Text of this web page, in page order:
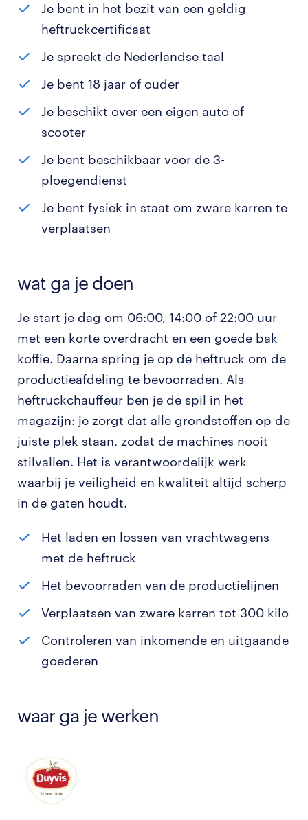
Je bent in het bezit van een geldig
heftruckcertificaat
Je spreekt de Nederlandse taal
Je bent 18 jaar of ouder
Je beschikt over een eigen auto of
scooter
Je bent beschikbaar voor de 3-
ploegendienst
Je bent fysiek in staat om zware karren te
verplaatsen
wat ga je doen
Je start je dag om 06:00, 14:00 of 22:00 uur
met een korte overdracht en een goede bak
koffie. Daarna spring je op de heftruck om de
productieafdeling te bevoorraden. Als
heftruckchauffeur ben je de spil in het
magazijn: je zorgt dat alle grondstoffen op de
juiste plek staan, zodat de machines nooit
stilvallen. Het is verantwoordelijk werk
waarbij je veiligheid en kwaliteit altijd scherp
in de gaten houdt.
Het laden en lossen van vrachtwagens
met de heftruck
Het bevoorraden van de productielijnen
Verplaatsen van zware karren tot 300 kilo
Controleren van inkomende en uitgaande
goederen
waar ga je werken